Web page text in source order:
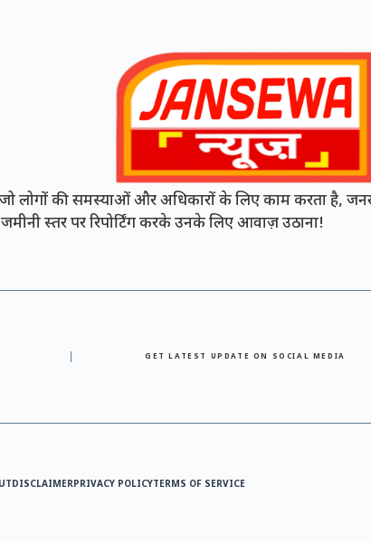
लोगों की समस्याओं और अधिकारों के लिए काम करता है,
स्तर पर रिपोर्टिंग करके उनके लिए आवाज़ उठाना!
GET LATEST UPDATE ON SOCIAL MEDIA
DISCLAIMERPRIVACY POLICYTERMS OF SERVICE